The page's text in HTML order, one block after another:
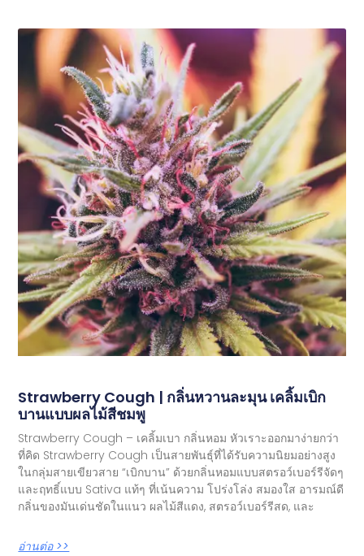
Strawberry Cough | กลิ่นหวานละมุน เคลิ้มเบิก
บานแบบผลไม้สีชมพู
Strawberry Cough – เคลิ้มเบา กลิ่นหอม หัวเราะออกมาง่ายกว่า
ที่คิด Strawberry Cough เป็นสายพันธุ์ที่ได้รับความนิยมอย่างสูง
ในกลุ่มสายเขียวสาย “เบิกบาน” ด้วยกลิ่นหอมแบบสตรอว์เบอร์รีจัดๆ
และฤทธิ์แบบ Sativa แท้ๆ ที่เน้นความ โปร่งโล่ง สมองใส อารมณ์ดี
กลิ่นของมันเด่นชัดในแนว ผลไม้สีแดง, สตรอว์เบอร์รีสด, และ
อ่านต่อ >>